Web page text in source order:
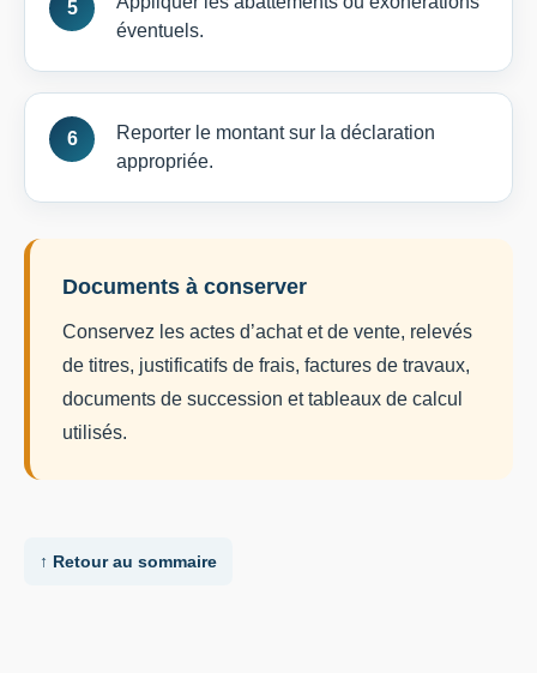
éventuels.
Reporter le montant sur la déclaration
appropriée.
Documents à conserver
Conservez les actes d’achat et de vente, relevés
de titres, justificatifs de frais, factures de travaux,
documents de succession et tableaux de calcul
utilisés.
↑ Retour au sommaire